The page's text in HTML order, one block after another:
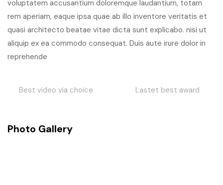
voluptatem accusantium doloremque laudantium, totam
rem aperiam, eaque ipsa quae ab illo inventore veritatis et
quasi architecto beatae vitae dicta sunt explicabo. nisi ut
aliquip ex ea commodo consequat. Duis aute irure dolor in
reprehende
Lastet best award We choice award
Photo Gallery